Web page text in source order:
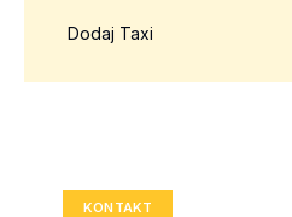
Dodaj Taxi
KONTAKT